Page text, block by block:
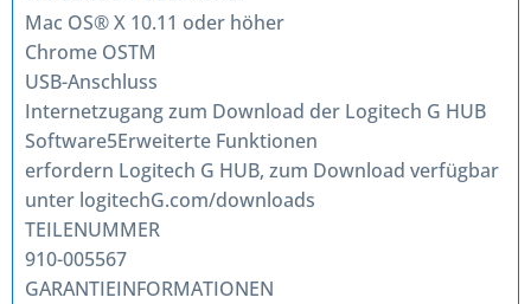
Mac OS® X 10.11 oder höher
Chrome OSTM
USB-Anschluss
Internetzugang zum Download der Logitech G HUB
Software5Erweiterte Funktionen
erfordern Logitech G HUB, zum Download verfügbar
unter logitechG.com/downloads
TEILENUMMER
910-005567
GARANTIEINFORMATIONEN